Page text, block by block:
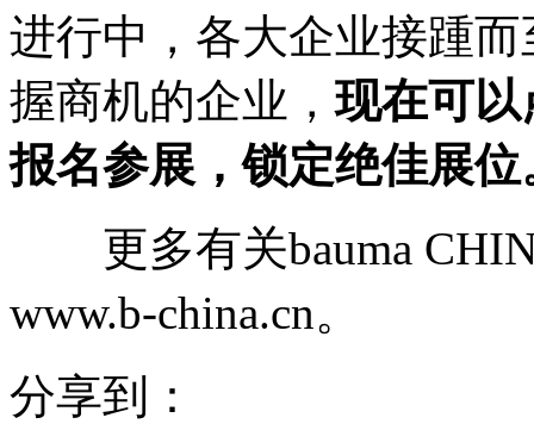
进行中，各大企业接踵
握商机的企业，现在可以
报名参展 ，锁定绝佳展位
更多有关bauma
www.b-china.cn。
分享到：